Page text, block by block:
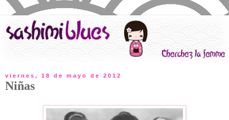
viernes, 18 de mayo de 2012
Niñas